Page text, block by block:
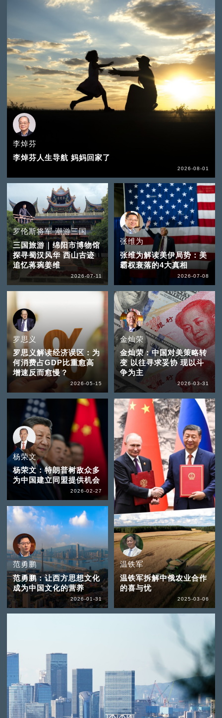
李焯芬
李焯芬人生导航 妈妈回家了
2026-08-01
罗伦斯将军 潮游三国
三国旅游｜绵阳市博物馆
探寻蜀汉风华 西山古迹
追忆蒋琬姜维
2026-07-11
张维为
张维为解读美伊局势：美
霸权衰落的4大真相
2026-07-08
罗思义
罗思义解读经济误区：为
何消费占GDP比重愈高
增速反而愈慢？
2026-05-15
金灿荣
金灿荣：中国对美策略转
变 以往寻求妥协 现以斗
争为主
2026-03-31
杨荣文
杨荣文：特朗普树敌众多
为中国建立同盟提供机会
2026-02-27
范勇鹏
范勇鹏：让西方思想文化
成为中国文化的营养
2026-01-31
温铁军
温铁军拆解中俄农业合作
的喜与忧
2025-03-06